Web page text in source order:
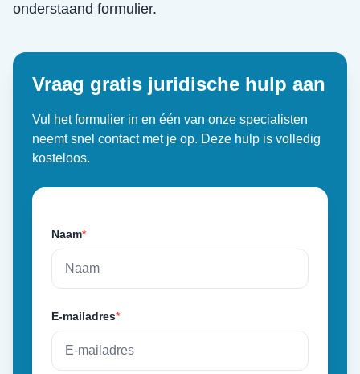
onderstaand formulier.
Vraag gratis juridische hulp aan
Vul het formulier in en één van onze specialisten
neemt snel contact met je op. Deze hulp is volledig
kosteloos.
Naam*
E-mailadres*